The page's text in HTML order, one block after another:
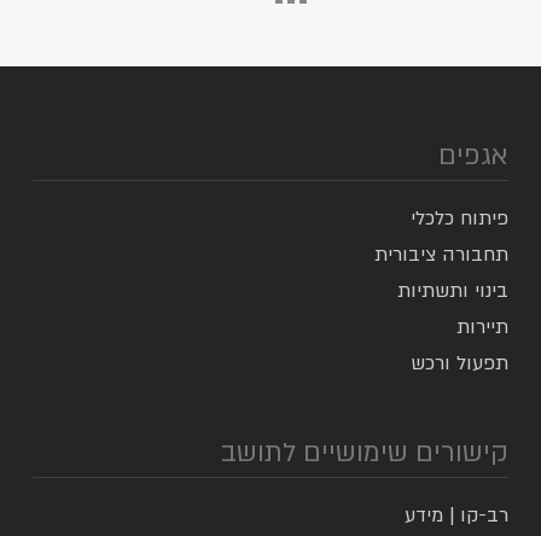
אגפים
פיתוח כלכלי
תחבורה ציבורית
בינוי ותשתיות
תיירות
תפעול ורכש
קישורים שימושיים לתושב
רב-קו | מידע